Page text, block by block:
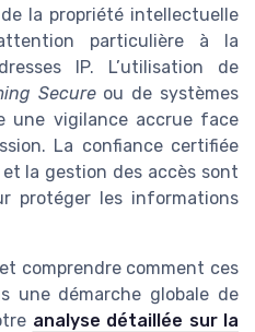
la propriété intellectuelle
particulière à la
IP. L’utilisation de
Secureou de systèmes
une vigilance accrue face
La confiance certifiée
la gestion des accès sont
protéger les informations
comprendre comment ces
une démarche globale de
analyse détaillée sur la